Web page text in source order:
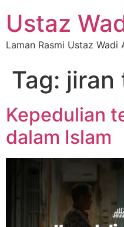
Ustaz
Laman Rasmi Ustaz Wadi
Tag: jiran
Kepedulian
dalam Islam